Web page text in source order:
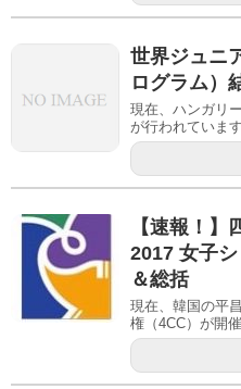
世界ジュニ
ログラム）
現在、ハンガリ
が行われていま
【速報！】
2017 女子
＆総括
現在、韓国の平
権（4CC）が開